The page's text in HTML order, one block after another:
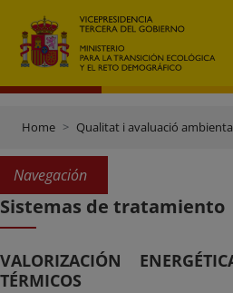
Home Qualitat i avaluació
Navegación
Sistemas de tratamiento
VALORIZACIÓN
TÉRMICOS